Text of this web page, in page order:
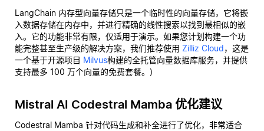
LangChain 内存型向量存储只是一个临时性的向量存储，它将嵌
入数据存储在内存中，并进行精确的线性搜索以找到最相似的嵌
入。它的功能非常有限，仅适用于演示。如果您计划构建一个功
能完整甚至生产级的解决方案，我们推荐使用 Zilliz Cloud，这是
一个基于开源项目 Milvus构建的全托管向量数据库服务，并提供
支持最多 100 万个向量的免费套餐。)
Mistral AI Codestral Mamba 优化建议
Codestral Mamba 针对代码生成和补全进行了优化，非常适合